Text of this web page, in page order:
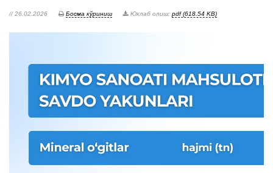
// 26.02.2026 Босма кўриниш Юклаб олиш: pdf (618.54 KB)